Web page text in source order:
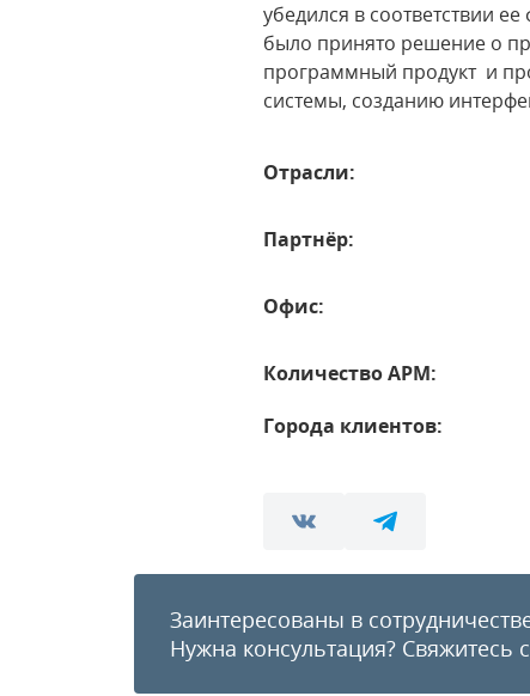
убедился в соответствии
было принято решение о
программный продукт и
системы, созданию
Отрасли:
Партнёр:
Офис:
Количество АРМ:
Города клиентов:
Заинтересованы в
Нужна консультация? Свяжитесь